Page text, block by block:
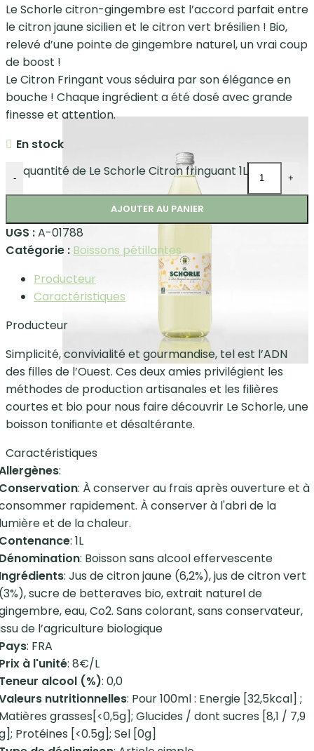
Le Schorle citron-gingembre est l’accord parfait entre
le citron jaune sicilien et le citron vert brésilien ! Bio,
relevé d’une pointe de gingembre naturel, un vrai coup
de boost !
Le Citron Fringant vous séduira par son élégance en
bouche ! Chaque ingrédient a été dosé avec grande
finesse et attention.
En stock
- quantité de Le Schorle Citron fringuant 1L +
AJOUTER AU PANIER
UGS :A-01788
Catégorie : Boissons pétillantes
Producteur
Caractéristiques
Producteur
Simplicité, convivialité et gourmandise, tel est l’ADN
des filles de l’Ouest. Ces deux amies privilégient les
méthodes de production artisanales et les filières
courtes et bio pour nous faire découvrir Le Schorle, une
boisson toniﬁante et désaltérante.
Caractéristiques
:
: À conserver au frais après ouverture et à
rapidement. À conserver à l'abri de la
et de la chaleur.
: 1L
: Boisson sans alcool effervescente
: Jus de citron jaune (6,2%), jus de citron vert
sucre de betteraves bio, extrait naturel de
eau, Co2. Sans colorant, sans conservateur,
de l’agriculture biologique
: FRA
à l'unité: 8€/L
alcool (%): 0,0
nutritionnelles: Pour 100ml : Energie [32,5kcal] ;
grasses[<0,5g]; Glucides / dont sucres [8,1 / 7,9
Protéines [<0.5g]; Sel [0g]